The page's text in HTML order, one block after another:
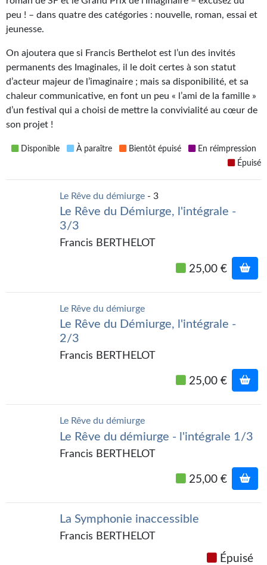
Nouvelles
Bifrost
Livres audio
Gratuit
Sans DRM
BIFROST
Tous les numéros
En numérique
Les critiques
Goodies Gotland
Tirages d’art Une Heure-Lumière
À paraître
Revue de presse
Récompenses
Le Bélial' sur Youtube
LE BLOG BIFROST
peu ! – dans quatre des catégories : nouvelle, roman, essai et
jeunesse.
On ajoutera que si Francis Berthelot est l’un des invités
permanents des Imaginales, il le doit certes à son statut
d’acteur majeur de l’imaginaire ; mais sa disponibilité, et sa
chaleur communicative, en font un peu « l’ami de la famille »
d’un festival qui a choisi de mettre la convivialité au cœur de
son projet !
Disponible À paraître Bientôt épuisé
En réimpression
Épuisé
Le Rêve du démiurge - 3
Le Rêve du Démiurge, l'intégrale -
3/3
Francis BERTHELOT
25,00 €
Le Rêve du démiurge
Le Rêve du Démiurge, l'intégrale -
2/3
Francis BERTHELOT
25,00 €
Le Rêve du démiurge
Le Rêve du démiurge - l'intégrale 1/3
Francis BERTHELOT
25,00 €
La Symphonie inaccessible
Francis BERTHELOT
Épuisé